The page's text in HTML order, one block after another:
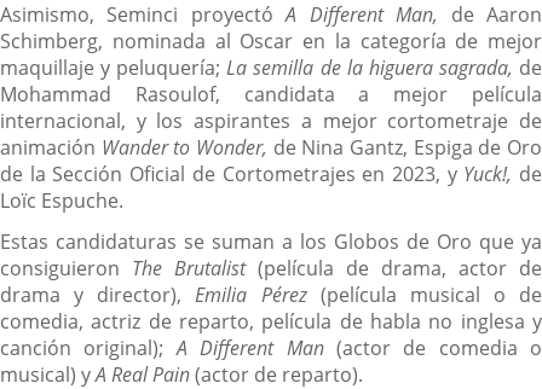
Asimismo, Seminci proyectóA Different Man, de Aaron
Schimberg, nominada al Oscar en la categoría de mejor
maquillaje y peluquería;La semilla de la higuera sagrada, de
Mohammad Rasoulof, candidata a mejor película
internacional, y los aspirantes a mejor cortometraje de
animación Wander to Wonder, de Nina Gantz, Espiga de Oro
de la Sección Oficial de Cortometrajes en 2023, y Yuck!, de
Loïc Espuche.
Estas candidaturas se suman a los Globos de Oro que ya
consiguieron The Brutalist(película de drama, actor de
drama y director),Emilia Pérez(película musical o de
comedia, actriz de reparto, película de habla no inglesa y
canción original);A Different Man(actor de comedia o
musical) yA Real Pain(actor de reparto).